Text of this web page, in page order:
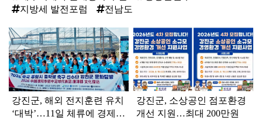
지방세 발전포럼
전남도
탑
라
인
강진군, 해외 전지훈련 유치
‘대박’…11일 체류에 경제효
강진군, 소상공인 점포환경
개선 지원…최대 200만원